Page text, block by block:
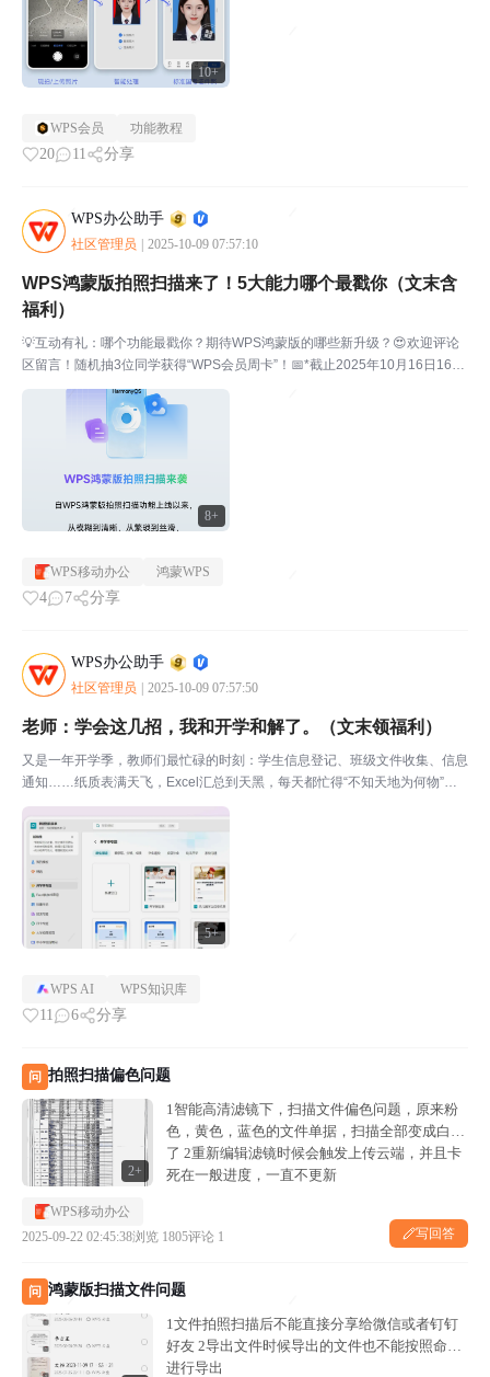
10+
WPS会员 功能教程
20 11 分享
WPS办公助手
社区管理员 2025-10-09 07:57:10
8+
WPS鸿蒙版拍照扫描来了！5大能力哪个最戳你（文末含
福利）
💡互动有礼：哪个功能最戳你？期待WPS鸿蒙版的哪些新升级？😍欢迎评论
区留言！随机抽3位同学获得“WPS会员周卡”！📅*截止2025年10月16日16：
00，届时评论区公布中奖用户！🎉福利掉落💡2025年10月16日文末互动抽奖
规则：随机抽3位同学获得“WP...
WPS移动办公 鸿蒙WPS
4 7 分享
WPS办公助手
社区管理员 2025-10-09 07:57:50
5+
老师：学会这几招，我和开学和解了。（文末领福利）
又是一年开学季，教师们最忙碌的时刻：学生信息登记、班级文件收集、信息
通知……纸质表满天飞，Excel汇总到天黑，每天都忙得“不知天地为何物”。
先别急~几个WPS妙招，让你从容面对开学季！01规范化收集，智能表单更高
效校服尺码登记、新生报名登记、身份材料收集...
WPS AI WPS知识库
11 6 分享
问 拍照扫描偏色问题
2+
1智能高清滤镜下，扫描文件偏色问题，原来粉
色，黄色，蓝色的文件单据，扫描全部变成白色
了 2重新编辑滤镜时候会触发上传云端，并且卡
死在一般进度，一直不更新
WPS移动办公
2025-09-22 02:45:38浏览 1805评论 1 写回答
问 鸿蒙版扫描文件问题
1文件拍照扫描后不能直接分享给微信或者钉钉
好友 2导出文件时候导出的文件也不能按照命名
进行导出